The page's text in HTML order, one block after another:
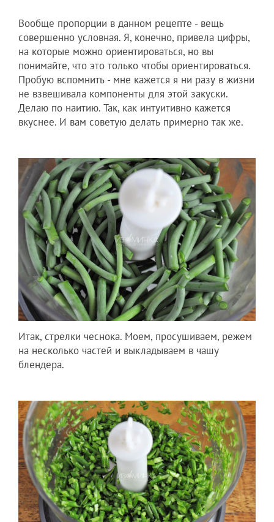
Вообще пропорции в данном рецепте - вещь
совершенно условная. Я, конечно, привела цифры,
на которые можно ориентироваться, но вы
понимайте, что это только чтобы ориентироваться.
Пробую вспомнить - мне кажется я ни разу в жизни
не взвешивала компоненты для этой закуски.
Делаю по наитию. Так, как интуитивно кажется
вкуснее. И вам советую делать примерно так же.
Итак, стрелки чеснока. Моем, просушиваем, режем
на несколько частей и выкладываем в чашу
блендера.